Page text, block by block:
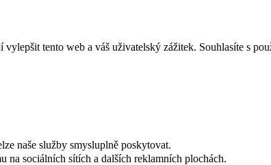
tento web a váš uživatelský zážitek. Souhlasíte s
naše služby smysluplně poskytovat.
na sociálních sítích a dalších reklamních plochách.